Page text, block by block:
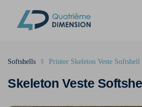
Skeleton Veste
Softshells Printer Skeleton Veste Softshell